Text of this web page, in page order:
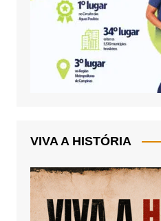
VIVA A HISTÓRIA